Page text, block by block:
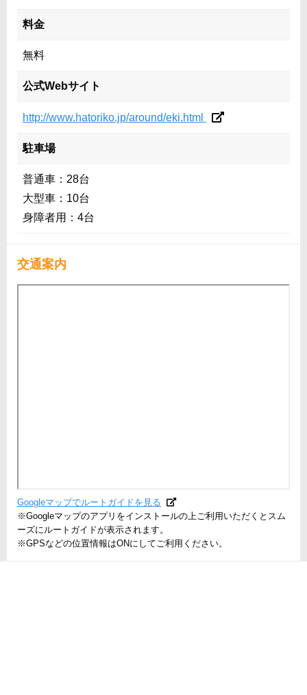
料金
無料
公式Webサイト
http://www.hatoriko.jp/around/eki.html
駐車場
普通車：28台
大型車：10台
身障者用：4台
交通案内
Googleマップでルートガイドを見る
※Googleマップのアプリをインストールの上ご利用いただくとスム
ーズにルートガイドが表示されます。
※GPSなどの位置情報はONにしてご利用ください。